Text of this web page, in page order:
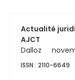
Actualité
AJCT
Dalloz
ISSN : 2110-6649